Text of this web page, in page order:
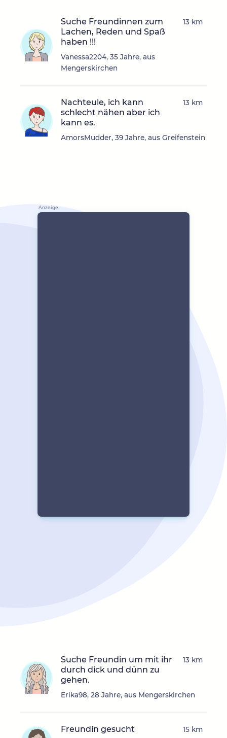
Suche Freundinnen zum
Lachen, Reden und Spaß
haben !!!
Vanessa2204, 35 Jahre, aus
Mengerskirchen
13 km
Nachteule, ich kann
schlecht nähen aber ich
kann es.
AmorsMudder, 39 Jahre, aus Greifenstein
13 km
Suche Freundin um mit ihr
durch dick und dünn zu
gehen.
Erika98, 28 Jahre, aus Mengerskirchen
13 km
Freundin gesucht 15 km